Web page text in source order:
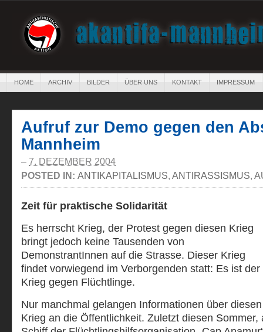
HOME ARCHIV BILDER ÜBER UNS KONTAKT IMPRESSUM
Aufruf zur Demo gegen den
Mannheim
– 7. DEZEMBER 2004
POSTED IN: ANTIKAPITALISMUS, ANTIRASSISMUS,
Zeit für praktische Solidarität
Es herrscht Krieg, der Protest gegen diesen Krieg
bringt jedoch keine Tausenden von
DemonstrantInnen auf die Strasse. Dieser Krieg
findet vorwiegend im Verborgenden statt: Es ist der
Krieg gegen Flüchtlinge.
Nur manchmal gelangen Informationen über diesen
Krieg an die Öffentlichkeit. Zuletzt diesen Sommer,